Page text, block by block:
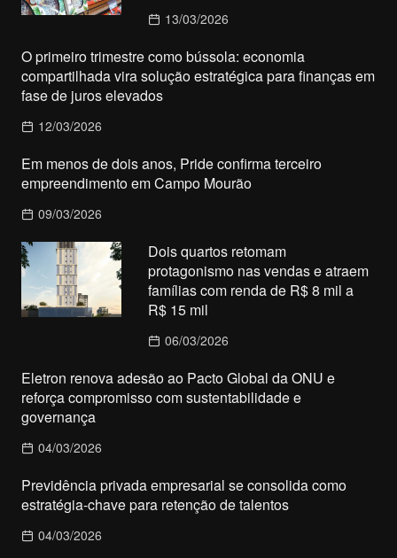
13/03/2026
O primeiro trimestre como bússola: economia
compartilhada vira solução estratégica para finanças em
fase de juros elevados
12/03/2026
Em menos de dois anos, Pride confirma terceiro
empreendimento em Campo Mourão
09/03/2026
Dois quartos retomam
protagonismo nas vendas e atraem
famílias com renda de R$ 8 mil a
R$ 15 mil
06/03/2026
Eletron renova adesão ao Pacto Global da ONU e
reforça compromisso com sustentabilidade e
governança
04/03/2026
Previdência privada empresarial se consolida como
estratégia-chave para retenção de talentos
04/03/2026